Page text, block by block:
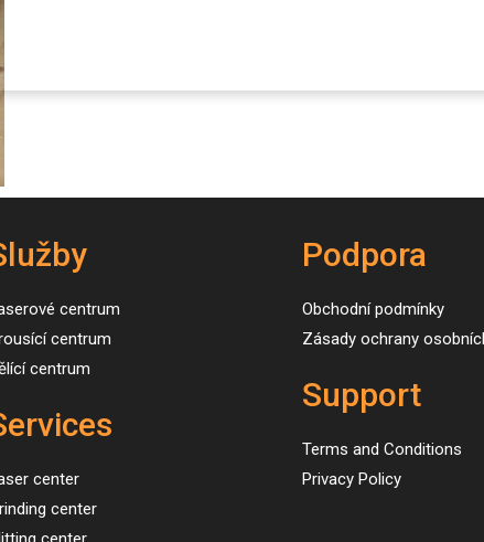
centrum
centrum
centrum
center
center
Podpora
Obchodní podmínky
Zásady ochrany
Support
Terms and Conditions
Privacy Policy